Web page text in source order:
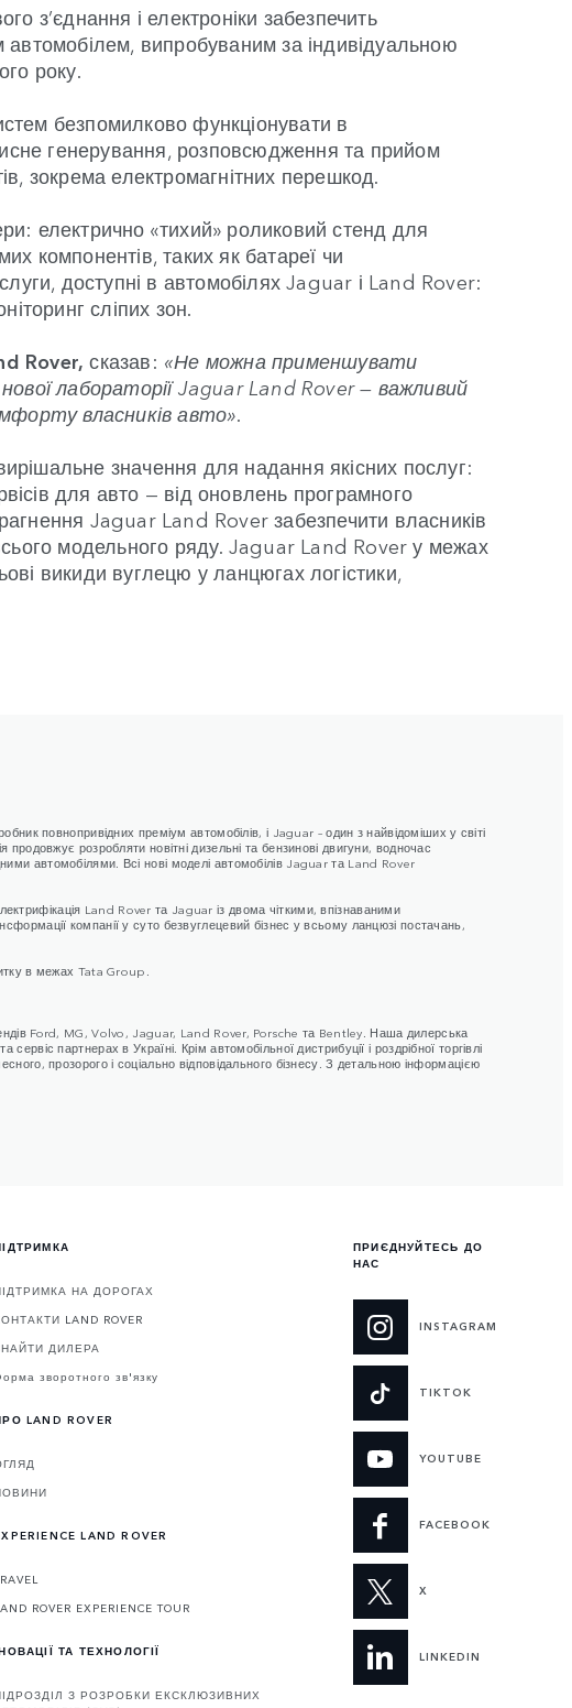
з’єднання і електроніки забезпечить
випробуваним за індивідуальною
року.
безпомилково функціонувати в
генерування, розповсюдження та прийом
зокрема електромагнітних перешкод.
електрично «тихий» роликовий стенд для
компонентів, таких як батареї чи
доступні в автомобілях Jaguar і Land Rover:
сліпих зон.
Rover, сказав: «Не можна применшувати
лабораторії Jaguar Land Rover — важливий
власників авто».
значення для надання якісних послуг:
для авто — від оновлень програмного
Jaguar Land Rover забезпечити власників
модельного ряду. Jaguar Land Rover у межах
викиди вуглецю у ланцюгах логістики,
повнопривідних преміум автомобілів, і Jaguar – один з найвідоміших у світі
розробляти новітні дизельні та бензинові двигуни, водночас
автомобілями. Всі нові моделі автомобілів Jaguar та Land Rover
Land Rover та Jaguar із двома чіткими, впізнаваними
компанії у суто безвуглецевий бізнес у всьому ланцюзі постачань,
в межах Tata Group.
Ford, MG, Volvo, Jaguar, Land Rover, Porsche та Bentley. Наша дилерська
партнерах в Україні. Крім автомобільної дистрибуції і роздрібної торгівлі
прозорого і соціально відповідального бізнесу. З детальною інформацією
НА ДОРОГАХ
LAND ROVER
ДИЛЕРА
зворотного зв'язку
LAND ROVER
LAND ROVER
ROVER EXPERIENCE TOUR
ТА ТЕХНОЛОГІЇ
З РОЗРОБКИ ЕКСКЛЮЗИВНИХ
ПРИЄДНУЙТЕСЬ ДО
НАС
INSTAGRAM
TIKTOK
YOUTUBE
FACEBOOK
X
LINKEDIN